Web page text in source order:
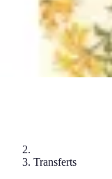
Transferts